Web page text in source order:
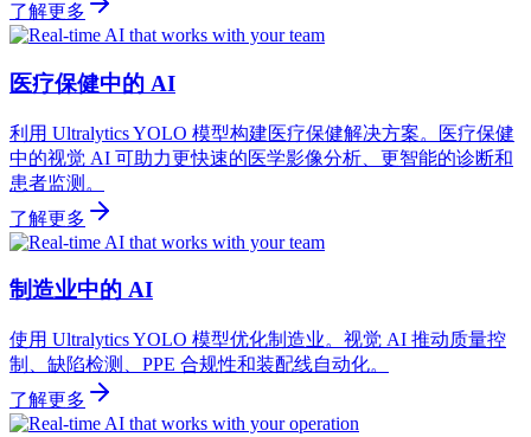
了解更多
医疗保健中的 AI
利用 Ultralytics YOLO 模型构建医疗保健解决方案。医疗保健
中的视觉 AI 可助力更快速的医学影像分析、更智能的诊断和
患者监测。
了解更多
制造业中的 AI
使用 Ultralytics YOLO 模型优化制造业。视觉 AI 推动质量控
制、缺陷检测、PPE 合规性和装配线自动化。
了解更多